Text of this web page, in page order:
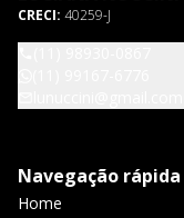
CRECI: 40259-J
Navegação rápida
Home